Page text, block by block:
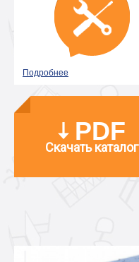
Подробнее
PDF
Скачать каталог